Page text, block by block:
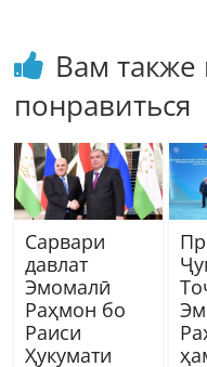
Вам
понравиться
Сарвари
давлат
Эмомалӣ
Раҳмон бо
Раиси
Ҳукумати